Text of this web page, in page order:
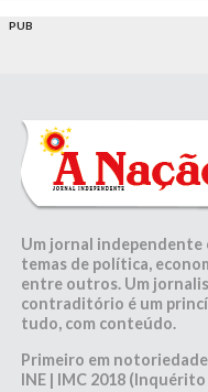
PUB
Um jornal independente
temas de política,
entre outros. Um
contraditório é um
tudo, com conteúdo.
Primeiro em
INE | IMC 2018